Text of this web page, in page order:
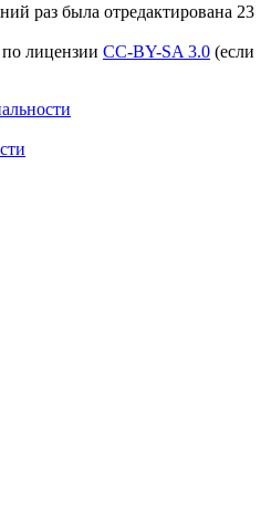
раз была отредактирована 23
лицензии CC-BY-SA 3.0 (если